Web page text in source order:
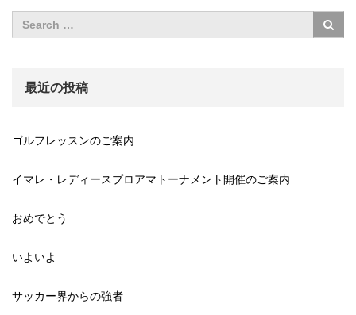
最近の投稿
ゴルフレッスンのご案内
イマレ・レディースプロアマトーナメント開催のご案内
おめでとう
いよいよ
サッカー界からの強者